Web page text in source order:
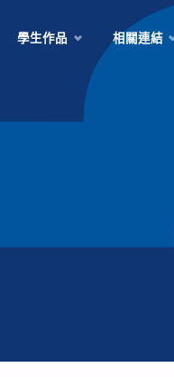
學生作品 相關連結